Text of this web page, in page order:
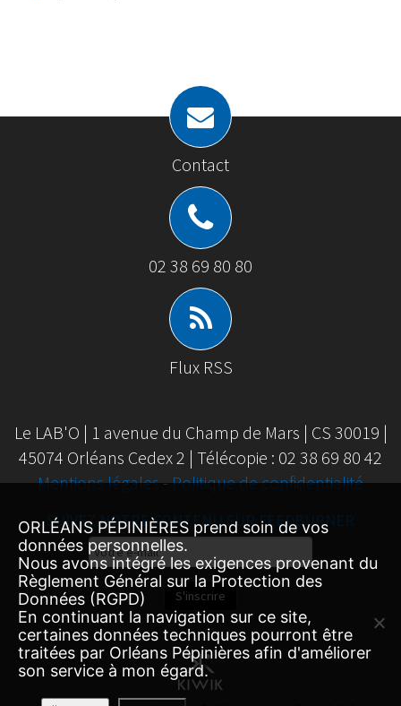
Contact
02 38 69 80 80
Flux RSS
Le LAB'O | 1 avenue du Champ de Mars | CS 30019 |
45074 Orléans Cedex 2 | Télécopie : 02 38 69 80 42
Mentions légales-Politique de confidentialité
SUIVEZ NOTRE CONTENU SUR FEEDBURNER
Email
Subscription
S'inscrire
ORLÉANS PÉPINIÈRES prend soin de vos
données personnelles.
Nous avons intégré les exigences provenant du
Règlement Général sur la Protection des
Données (RGPD)
En continuant la navigation sur ce site,
certaines données techniques pourront être
traitées par Orléans Pépinières afin d'améliorer
son service à mon égard.